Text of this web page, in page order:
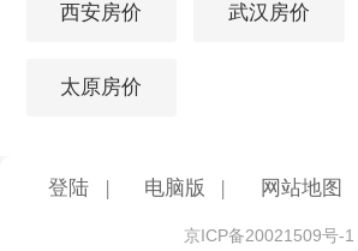
西安房价 武汉房价
太原房价
登陆 | 电脑版 | 网站地图
京ICP备20021509号-1